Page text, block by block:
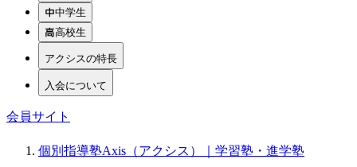
中学生
高校生
アクシスの特長
入会について
会員サイト
個別指導塾Axis（アクシス）｜学習塾・進学塾